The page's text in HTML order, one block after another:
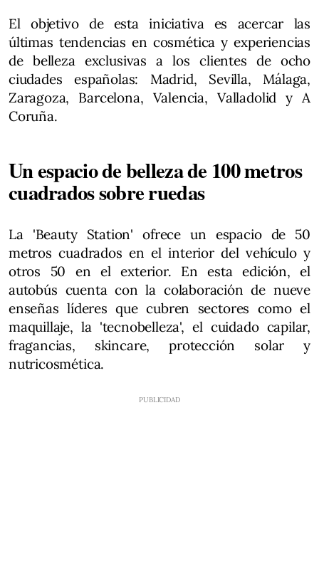
El objetivo de esta iniciativa es acercar las
últimas tendencias en cosmética y experiencias
de belleza exclusivas a los clientes de ocho
ciudades españolas: Madrid, Sevilla, Málaga,
Zaragoza, Barcelona, Valencia, Valladolid y A
Coruña.
Un espacio de belleza de 100 metros
cuadrados sobre ruedas
La 'Beauty Station' ofrece un espacio de 50
metros cuadrados en el interior del vehículo y
otros 50 en el exterior. En esta edición, el
autobús cuenta con la colaboración de nueve
enseñas líderes que cubren sectores como el
maquillaje, la 'tecnobelleza', el cuidado capilar,
fragancias, skincare, protección solar y
nutricosmética.